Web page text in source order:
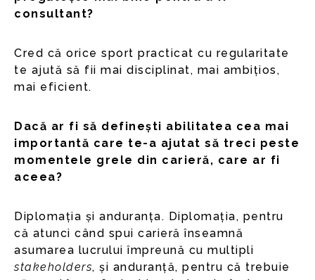
consultant?
Cred că orice sport practicat cu regularitate
te ajută să fii mai disciplinat, mai ambițios,
mai eficient.
Dacă ar fi să definești abilitatea cea mai
importantă care te-a ajutat să treci peste
momentele grele din carieră, care ar fi
aceea?
Diplomația și anduranța. Diplomația, pentru
că atunci când spui carieră înseamnă
asumarea lucrului împreună cu multipli
stakeholders, și anduranță, pentru că trebuie